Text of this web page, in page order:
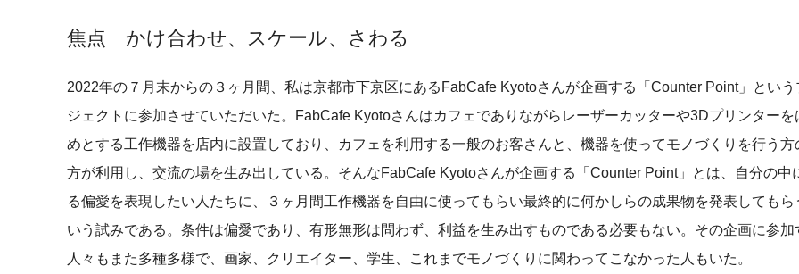
焦点 かけ合わせ、スケール、さわる
2022年の７月末からの３ヶ月間、私は京都市下京区にあるFabCafe Kyotoさんが企画する「Counter Point」という
ジェクトに参加させていただいた。FabCafe Kyotoさんはカフェでありながらレーザーカッターや3Dプリンターを
めとする工作機器を店内に設置しており、カフェを利用する一般のお客さんと、機器を使ってモノづくりを行う方
方が利用し、交流の場を生み出している。そんなFabCafe Kyotoさんが企画する「Counter Point」とは、自分の中
る偏愛を表現したい人たちに、３ヶ月間工作機器を自由に使ってもらい最終的に何かしらの成果物を発表してもら
いう試みである。条件は偏愛であり、有形無形は問わず、利益を生み出すものである必要もない。その企画に参加
人々もまた多種多様で、画家、クリエイター、学生、これまでモノづくりに関わってこなかった人もいた。